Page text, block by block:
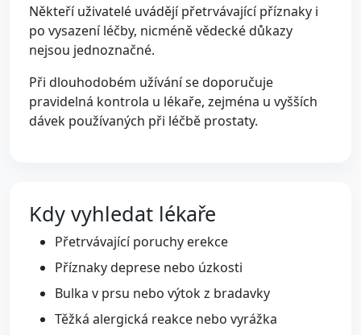
Někteří uživatelé uvádějí přetrvávající příznaky i
po vysazení léčby, nicméně vědecké důkazy
nejsou jednoznačné.
Při dlouhodobém užívání se doporučuje
pravidelná kontrola u lékaře, zejména u vyšších
dávek používaných při léčbě prostaty.
Kdy vyhledat lékaře
Přetrvávající poruchy erekce
Příznaky deprese nebo úzkosti
Bulka v prsu nebo výtok z bradavky
Těžká alergická reakce nebo vyrážka